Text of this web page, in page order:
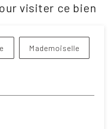
visiter ce bien
Mademoiselle